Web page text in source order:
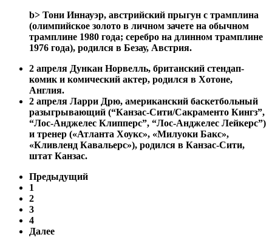
b> Тони Иннауэр, австрийский прыгун с трамплина
(олимпийское золото в личном зачете на обычном
трамплине 1980 года; серебро на длинном трамплине
1976 года), родился в Безау, Австрия.
2 апреля Дункан Норвелль, британский стендап-
комик и комический актер, родился в Хотоне,
Англия.
2 апреля Ларри Дрю, американский баскетбольный
разыгрывающий (“Канзас-Сити/Сакраменто Кингз”,
“Лос-Анджелес Клипперс”, “Лос-Анджелес Лейкерс”)
и тренер («Атланта Хоукс», «Милуоки Бакс»,
«Кливленд Кавальерс»), родился в Канзас-Сити,
штат Канзас.
Предыдущий
1
2
3
4
Далее